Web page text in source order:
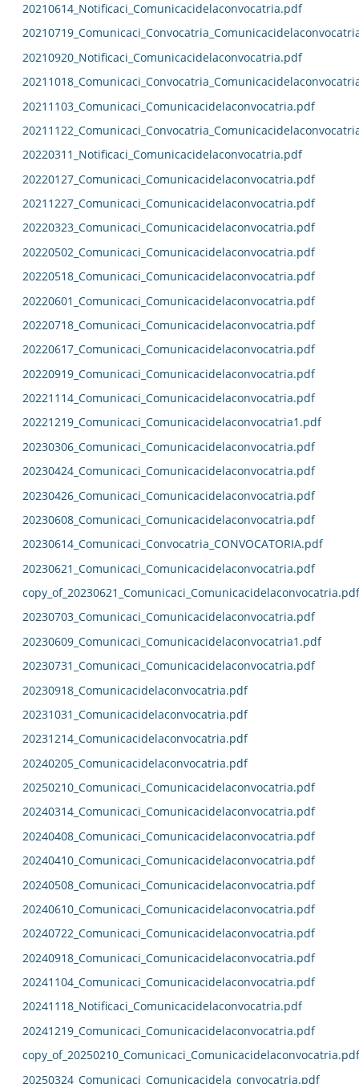
20210614_Notificaci_Comunicacidelaconvocatria.pdf
20210920_Notificaci_Comunicacidelaconvocatria.pdf
20211103_Comunicaci_Comunicacidelaconvocatria.pdf
20220311_Notificaci_Comunicacidelaconvocatria.pdf
20220127_Comunicaci_Comunicacidelaconvocatria.pdf
20211227_Comunicaci_Comunicacidelaconvocatria.pdf
20220323_Comunicaci_Comunicacidelaconvocatria.pdf
20220502_Comunicaci_Comunicacidelaconvocatria.pdf
20220518_Comunicaci_Comunicacidelaconvocatria.pdf
20220601_Comunicaci_Comunicacidelaconvocatria.pdf
20220718_Comunicaci_Comunicacidelaconvocatria.pdf
20220617_Comunicaci_Comunicacidelaconvocatria.pdf
20220919_Comunicaci_Comunicacidelaconvocatria.pdf
20221114_Comunicaci_Comunicacidelaconvocatria.pdf
20221219_Comunicaci_Comunicacidelaconvocatria1.pdf
20230306_Comunicaci_Comunicacidelaconvocatria.pdf
20230424_Comunicaci_Comunicacidelaconvocatria.pdf
20230426_Comunicaci_Comunicacidelaconvocatria.pdf
20230608_Comunicaci_Comunicacidelaconvocatria.pdf
20230614_Comunicaci_Convocatria_CONVOCATORIA.pdf
20230621_Comunicaci_Comunicacidelaconvocatria.pdf
copy_of_20230621_Comunicaci_Comunicacidelaconvocatria.pdf
20230703_Comunicaci_Comunicacidelaconvocatria.pdf
20230609_Comunicaci_Comunicacidelaconvocatria1.pdf
20230731_Comunicaci_Comunicacidelaconvocatria.pdf
20230918_Comunicacidelaconvocatria.pdf
20231031_Comunicacidelaconvocatria.pdf
20231214_Comunicacidelaconvocatria.pdf
20240205_Comunicacidelaconvocatria.pdf
20250210_Comunicaci_Comunicacidelaconvocatria.pdf
20240314_Comunicaci_Comunicacidelaconvocatria.pdf
20240408_Comunicaci_Comunicacidelaconvocatria.pdf
20240410_Comunicaci_Comunicacidelaconvocatria.pdf
20240508_Comunicaci_Comunicacidelaconvocatria.pdf
20240610_Comunicaci_Comunicacidelaconvocatria.pdf
20240722_Comunicaci_Comunicacidelaconvocatria.pdf
20240918_Comunicaci_Comunicacidelaconvocatria.pdf
20241104_Comunicaci_Comunicacidelaconvocatria.pdf
20241118_Notificaci_Comunicacidelaconvocatria.pdf
20241219_Comunicaci_Comunicacidelaconvocatria.pdf
copy_of_20250210_Comunicaci_Comunicacidelaconvocatria.pdf
20250324_Comunicaci_Comunicacidela_convocatria.pdf